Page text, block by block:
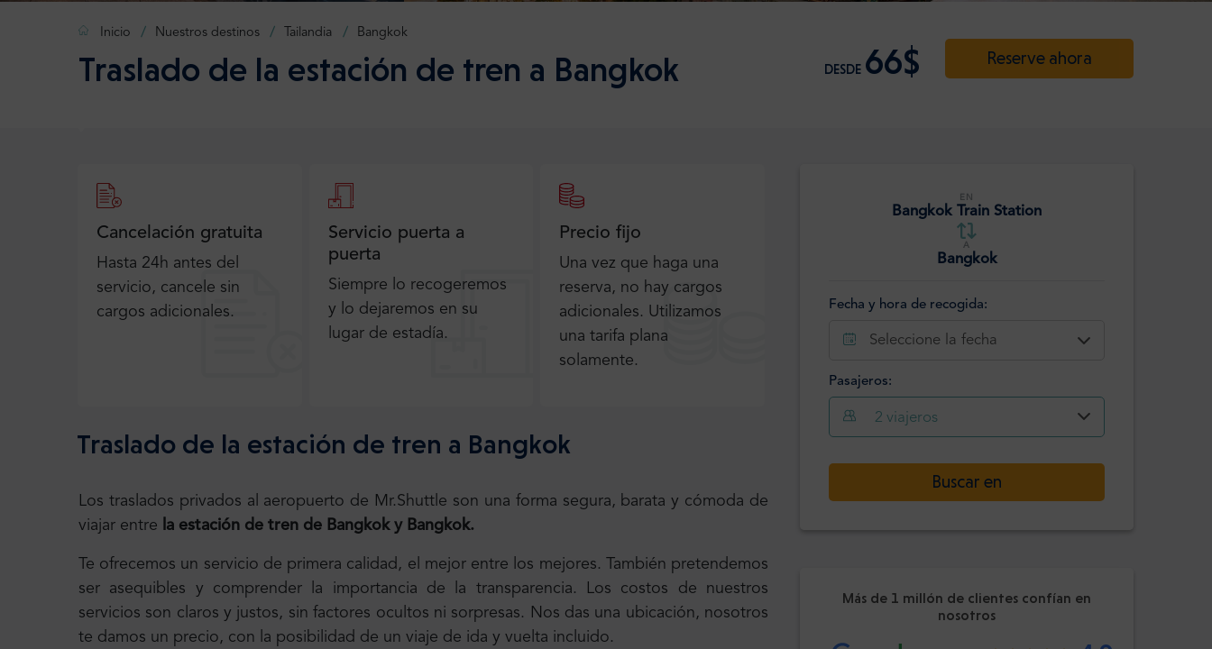
Inicio Nuestros destinos Tailandia Bangkok
Traslado de la estación de tren a Bangkok DESDE 66$ Reserve ahora
EN
Bangkok Train Station
A
Bangkok
Fecha y hora de recogida:
Seleccione la fecha
Hora
: Confirme
Pasajeros:
2 viajeros
-
Buscar en
Más de 1 millón de clientes confían en
nosotros
Cancelación gratuita
Hasta 24h antes del
servicio, cancele sin
cargos adicionales.
Servicio puerta a
puerta
Siempre lo recogeremos
y lo dejaremos en su
lugar de estadía.
Precio fijo
Una vez que haga una
reserva, no hay cargos
adicionales. Utilizamos
una tarifa plana
solamente.
Traslado de la estación de tren a Bangkok
Los traslados privados al aeropuerto de Mr.Shuttle son una forma segura, barata y cómoda de
viajar entre
la estación de tren de Bangkok y Bangkok.
Te ofrecemos un servicio de primera calidad, el mejor entre los mejores. También pretendemos
ser asequibles y comprender la importancia de la transparencia. Los costos de nuestros
servicios son claros y justos, sin factores ocultos ni sorpresas. Nos das una ubicación, nosotros
te damos un precio, con la posibilidad de un viaje de ida y vuelta incluido.